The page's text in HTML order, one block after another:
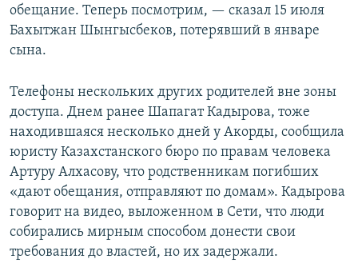
обещание. Теперь посмотрим, — сказал 15 июля
Бахытжан Шынгысбеков, потерявший в январе
сына.
Телефоны нескольких других родителей вне зоны
доступа. Днем ранее Шапагат Кадырова, тоже
находившаяся несколько дней у Акорды, сообщила
юристу Казахстанского бюро по правам человека
Артуру Алхасову, что родственникам погибших
«дают обещания, отправляют по домам». Кадырова
говорит на видео, выложенном в Сети, что люди
собирались мирным способом донести свои
требования до властей, но их задержали.